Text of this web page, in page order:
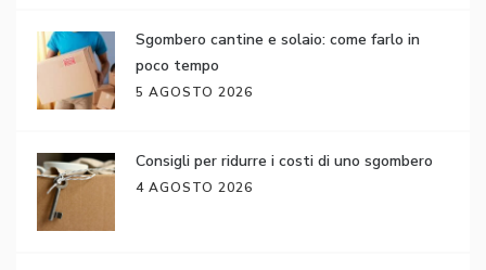
Sgombero cantine e solaio: come farlo in
poco tempo
5 AGOSTO 2026
Consigli per ridurre i costi di uno sgombero
4 AGOSTO 2026